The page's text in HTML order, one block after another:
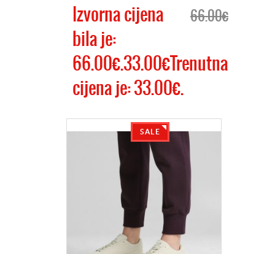
66.00€
Izvorna cijena
bila je:
66.00€.33.00€Trenutna
cijena je: 33.00€.
SALE